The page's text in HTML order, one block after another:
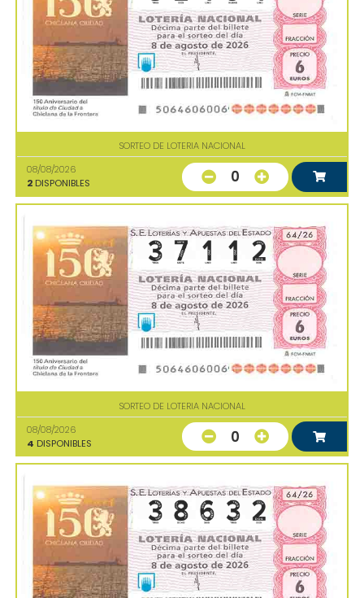
SORTEO DE LOTERIA NACIONAL
08/08/2026
2 DISPONIBLES 0
SORTEO DE LOTERIA NACIONAL
08/08/2026
4 DISPONIBLES 0